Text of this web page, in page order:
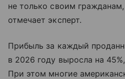
не только своим
отмечает эксперт.
Прибыль за каждый
в 2026 году выросла на
При этом многие